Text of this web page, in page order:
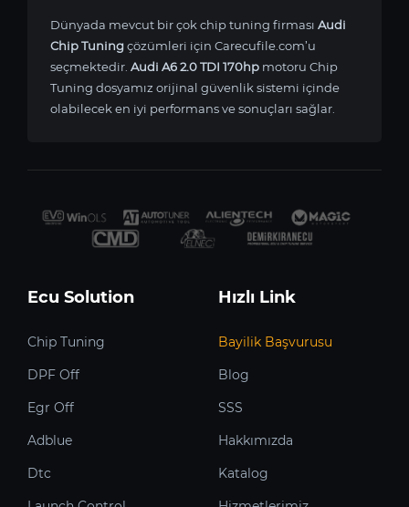
Dünyada mevcut bir çok chip tuning firması Audi
Chip Tuningçözümleri için Carecufile.com’u
seçmektedir. Audi A6 2.0 TDI 170hp motoru Chip
Tuning dosyamız orijinal güvenlik sistemi içinde
olabilecek en iyi performans ve sonuçları sağlar.
Ecu Solution
Chip Tuning
DPF Off
Egr Off
Adblue
Dtc
Hızlı Link
Bayilik Başvurusu
Blog
SSS
Hakkımızda
Katalog